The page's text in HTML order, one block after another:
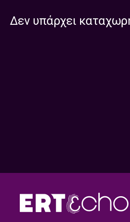
Δεν υπάρχει